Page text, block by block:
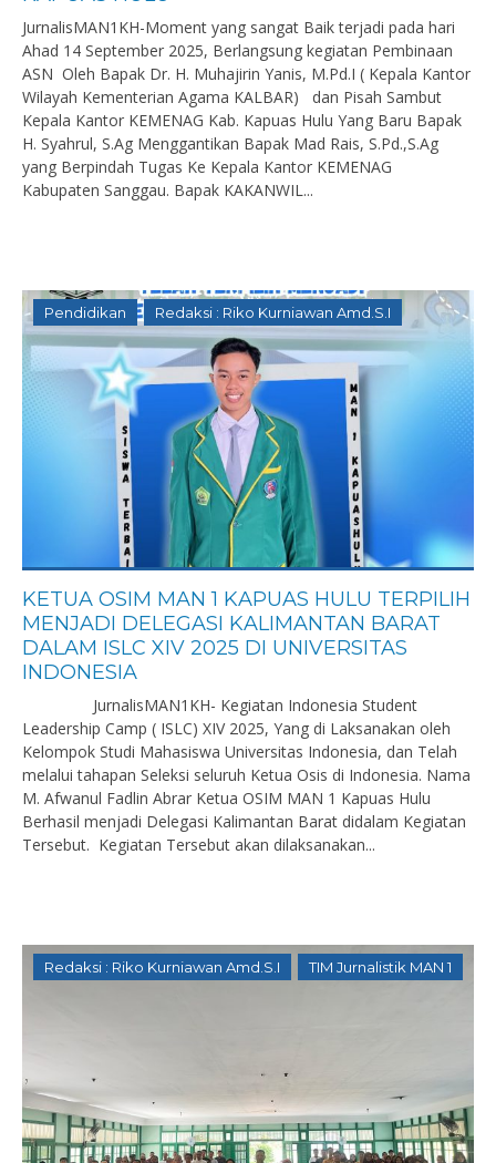
JurnalisMAN1KH-Moment yang sangat Baik terjadi pada hari
Ahad 14 September 2025, Berlangsung kegiatan Pembinaan
ASN Oleh Bapak Dr. H. Muhajirin Yanis, M.Pd.I ( Kepala Kantor
Wilayah Kementerian Agama KALBAR) dan Pisah Sambut
Kepala Kantor KEMENAG Kab. Kapuas Hulu Yang Baru Bapak
H. Syahrul, S.Ag Menggantikan Bapak Mad Rais, S.Pd.,S.Ag
yang Berpindah Tugas Ke Kepala Kantor KEMENAG
Kabupaten Sanggau. Bapak KAKANWIL...
Pendidikan Redaksi : Riko Kurniawan Amd.S.I
KETUA OSIM MAN 1 KAPUAS HULU TERPILIH
MENJADI DELEGASI KALIMANTAN BARAT
DALAM ISLC XIV 2025 DI UNIVERSITAS
INDONESIA
JurnalisMAN1KH- Kegiatan Indonesia Student
Leadership Camp ( ISLC) XIV 2025, Yang di Laksanakan oleh
Kelompok Studi Mahasiswa Universitas Indonesia, dan Telah
melalui tahapan Seleksi seluruh Ketua Osis di Indonesia. Nama
M. Afwanul Fadlin Abrar Ketua OSIM MAN 1 Kapuas Hulu
Berhasil menjadi Delegasi Kalimantan Barat didalam Kegiatan
Tersebut. Kegiatan Tersebut akan dilaksanakan...
Redaksi : Riko Kurniawan Amd.S.I TIM Jurnalistik MAN 1